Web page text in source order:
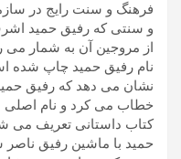
فرهنگ و سنت رایج در
و سنتی که رفیق حمید
از مروجین آن به شمار
نام رفیق حمید چاپ شده
نشان می دهد که رفیق
کتاب داستانی تعریف می
حمید با ماشین رفیق